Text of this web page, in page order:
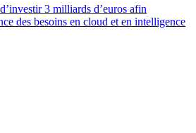
3 milliards d’euros afin
des besoins en cloud et en intelligence